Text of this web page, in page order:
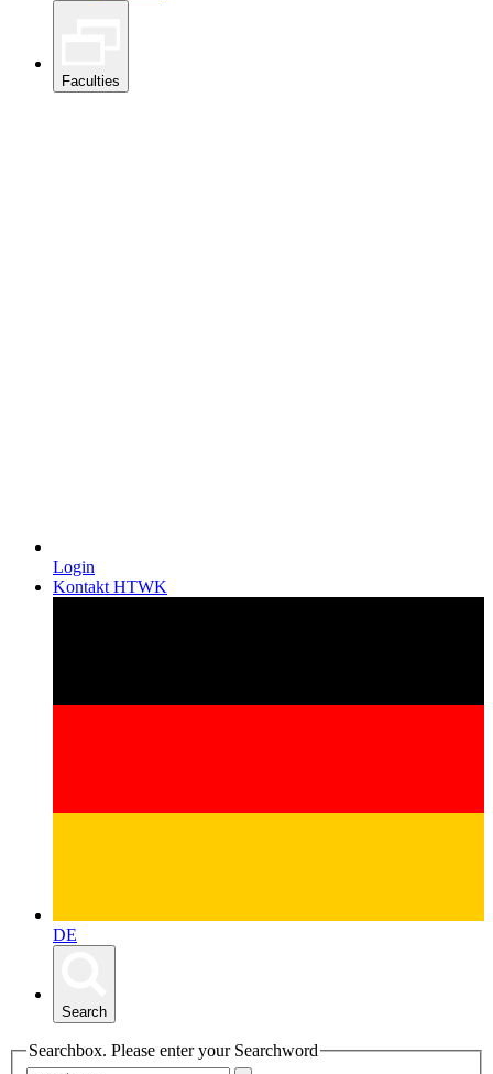
Faculties
Login
Kontakt HTWK
DE
Search
Searchbox. Please enter your Searchword